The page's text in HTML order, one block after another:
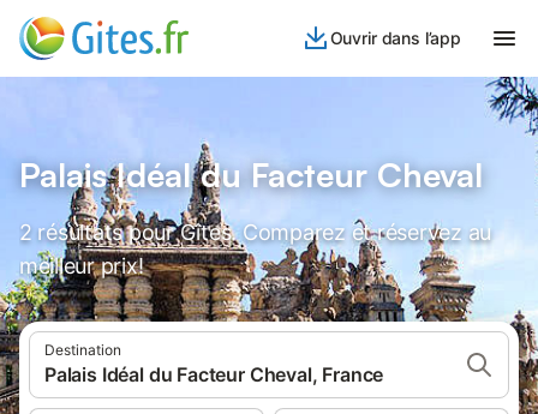
Ouvrir dans l’app
Palais Idéal du Facteur Cheval
2 résultats pour Gîtes. Comparez et réservez au
meilleur prix!
Destination
Palais Idéal du Facteur Cheval, France